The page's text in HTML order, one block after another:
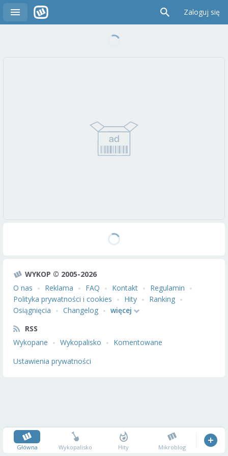
Zaloguj się
WYKOP © 2005-2026
O nas
Reklama FAQ Kontakt
Regulamin
Polityka prywatności i cookies
Hity
Ranking
Osiągnięcia
Changelog
więcej
RSS
Wykopane
Wykopalisko
Komentowane
Ustawienia prywatności
Główna Wykopalisko Hity Mikroblog